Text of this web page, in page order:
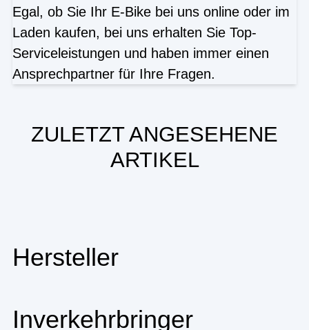
Egal, ob Sie Ihr E-Bike bei uns online oder im
Laden kaufen, bei uns erhalten Sie Top-
Serviceleistungen und haben immer einen
Ansprechpartner für Ihre Fragen.
ZULETZT ANGESEHENE
ARTIKEL
Hersteller
Inverkehrbringer